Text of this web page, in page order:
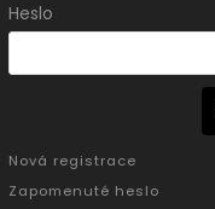
Heslo
Nová registrace
Zapomenuté heslo